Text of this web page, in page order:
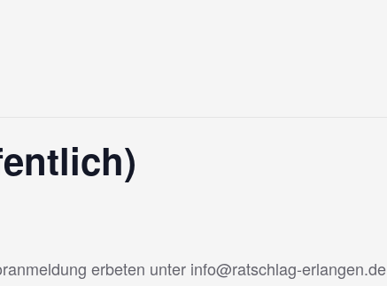
erbeten unter info@ratschlag-erlangen.de